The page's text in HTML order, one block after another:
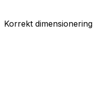
Korrekt dimensionering